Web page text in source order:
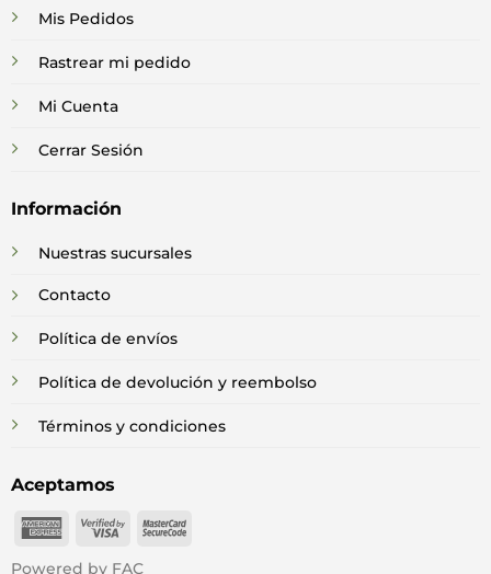
Mis Pedidos
Rastrear mi pedido
Mi Cuenta
Cerrar Sesión
Información
Nuestras sucursales
Contacto
Política de envíos
Política de devolución y reembolso
Términos y condiciones
Aceptamos
American
Visa
MasterCard
Powered by FAC